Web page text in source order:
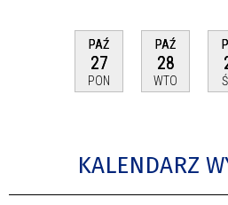
PAŹ
27
PON
PAŹ
28
WTO
KALENDARZ